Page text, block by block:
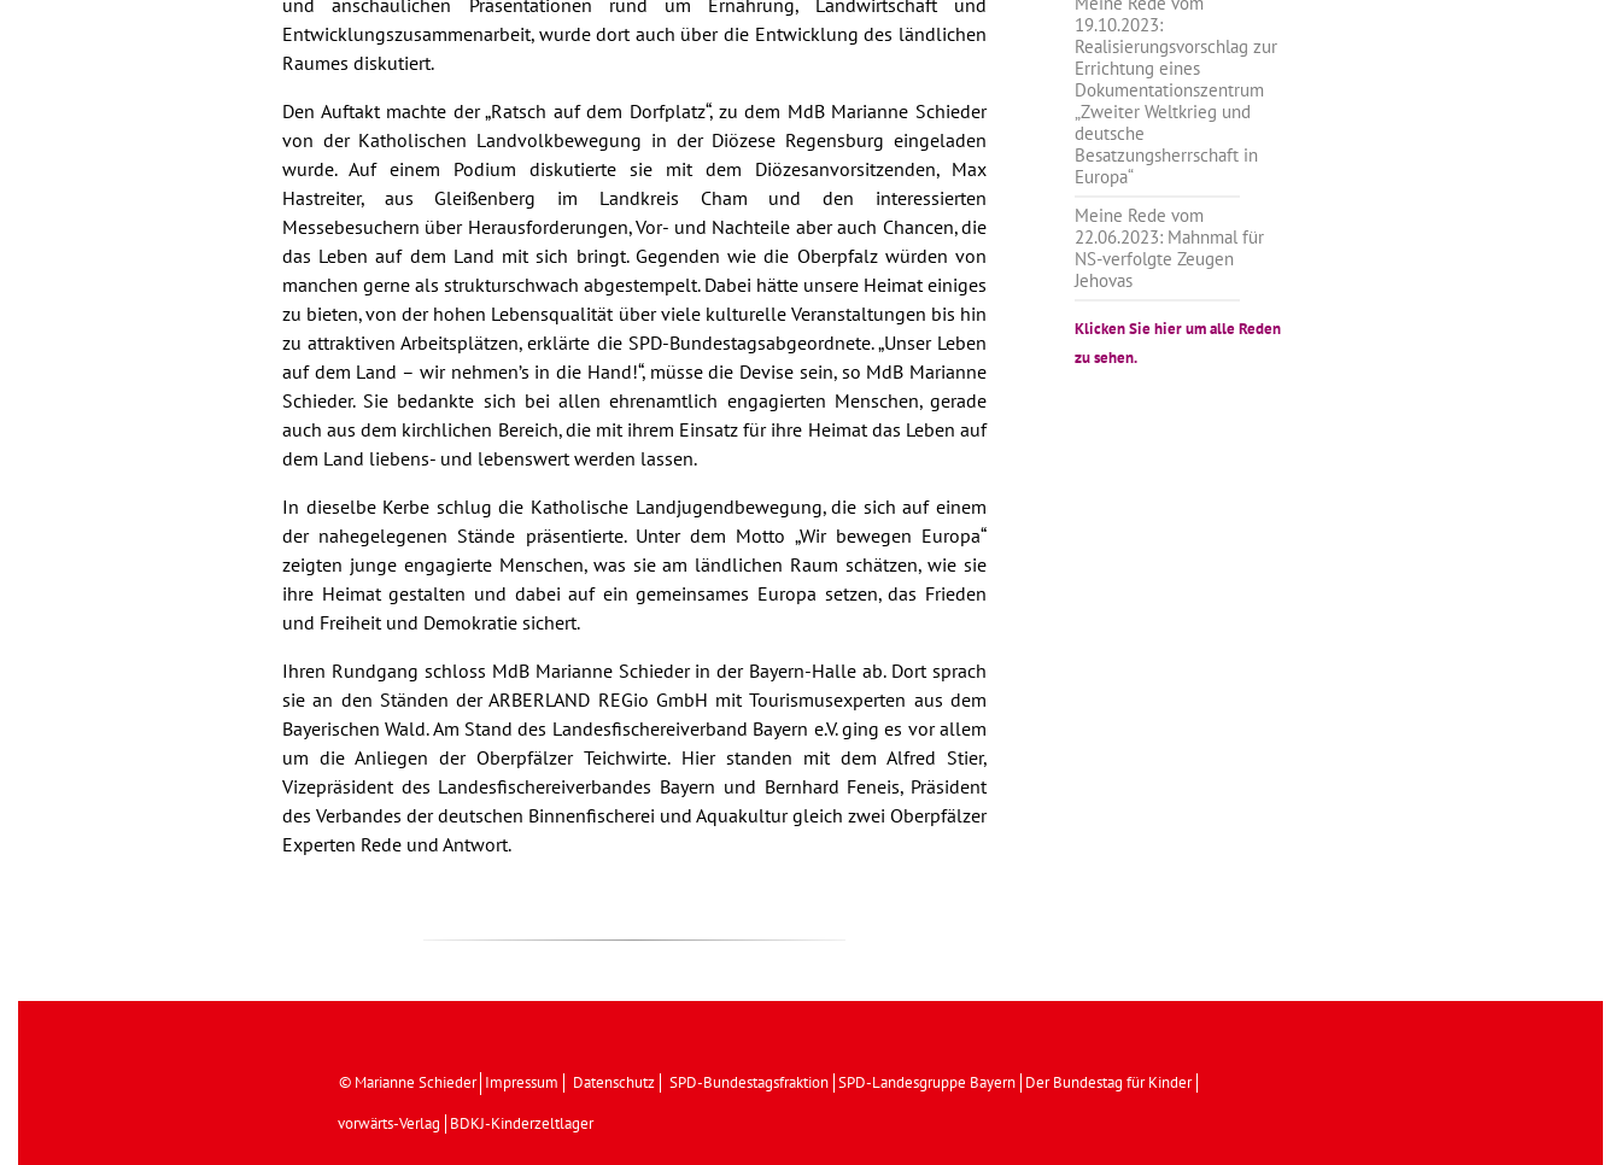
und anschaulichen Präsentationen rund um Ernährung, Landwirtschaft und
Entwicklungszusammenarbeit, wurde dort auch über die Entwicklung des ländlichen
Raumes diskutiert.
Den Auftakt machte der „Ratsch auf dem Dorfplatz“, zu dem MdB Marianne Schieder
von der Katholischen Landvolkbewegung in der Diözese Regensburg eingeladen
wurde. Auf einem Podium diskutierte sie mit dem Diözesanvorsitzenden, Max
Hastreiter, aus Gleißenberg im Landkreis Cham und den interessierten
Messebesuchern über Herausforderungen, Vor- und Nachteile aber auch Chancen, die
das Leben auf dem Land mit sich bringt. Gegenden wie die Oberpfalz würden von
manchen gerne als strukturschwach abgestempelt. Dabei hätte unsere Heimat einiges
zu bieten, von der hohen Lebensqualität über viele kulturelle Veranstaltungen bis hin
zu attraktiven Arbeitsplätzen, erklärte die SPD-Bundestagsabgeordnete. „Unser Leben
auf dem Land – wir nehmen’s in die Hand!“, müsse die Devise sein, so MdB Marianne
Schieder. Sie bedankte sich bei allen ehrenamtlich engagierten Menschen, gerade
auch aus dem kirchlichen Bereich, die mit ihrem Einsatz für ihre Heimat das Leben auf
dem Land liebens- und lebenswert werden lassen.
In dieselbe Kerbe schlug die Katholische Landjugendbewegung, die sich auf einem
der nahegelegenen Stände präsentierte. Unter dem Motto „Wir bewegen Europa“
zeigten junge engagierte Menschen, was sie am ländlichen Raum schätzen, wie sie
ihre Heimat gestalten und dabei auf ein gemeinsames Europa setzen, das Frieden
und Freiheit und Demokratie sichert.
Ihren Rundgang schloss MdB Marianne Schieder in der Bayern-Halle ab. Dort sprach
sie an den Ständen der ARBERLAND REGio GmbH mit Tourismusexperten aus dem
Bayerischen Wald. Am Stand des Landesfischereiverband Bayern e.V. ging es vor allem
um die Anliegen der Oberpfälzer Teichwirte. Hier standen mit dem Alfred Stier,
Vizepräsident des Landesfischereiverbandes Bayern und Bernhard Feneis, Präsident
des Verbandes der deutschen Binnenfischerei und Aquakultur gleich zwei Oberpfälzer
Experten Rede und Antwort.
19.10.2023:
Realisierungsvorschlag zur
Errichtung eines
Dokumentationszentrum
„Zweiter Weltkrieg und
deutsche
Besatzungsherrschaft in
Europa“
Meine Rede vom
22.06.2023: Mahnmal für
NS-verfolgte Zeugen
Jehovas
Klicken Sie hier um alle Reden
zu sehen.
© Marianne Schieder Impressum Datenschutz SPD-Bundestagsfraktion SPD-Landesgruppe Bayern Der Bundestag für Kinder
vorwärts-Verlag BDKJ-Kinderzeltlager